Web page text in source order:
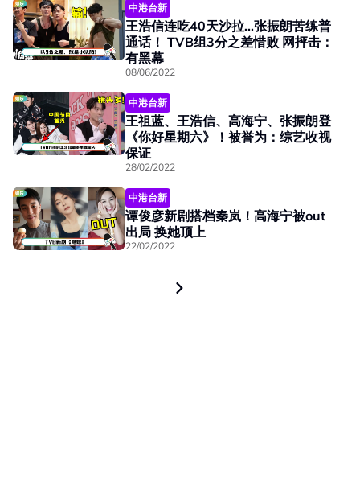
中港台新
王浩信连吃40天沙拉...张振朗苦练普
通话！ TVB组3分之差惜败 网抨击：
有黑幕
08/06/2022
中港台新
王祖蓝、王浩信、高海宁、张振朗登
《你好星期六》！被誉为：综艺收视
保证
28/02/2022
中港台新
谭俊彦新剧搭档秦岚！高海宁被out
出局 换她顶上
22/02/2022